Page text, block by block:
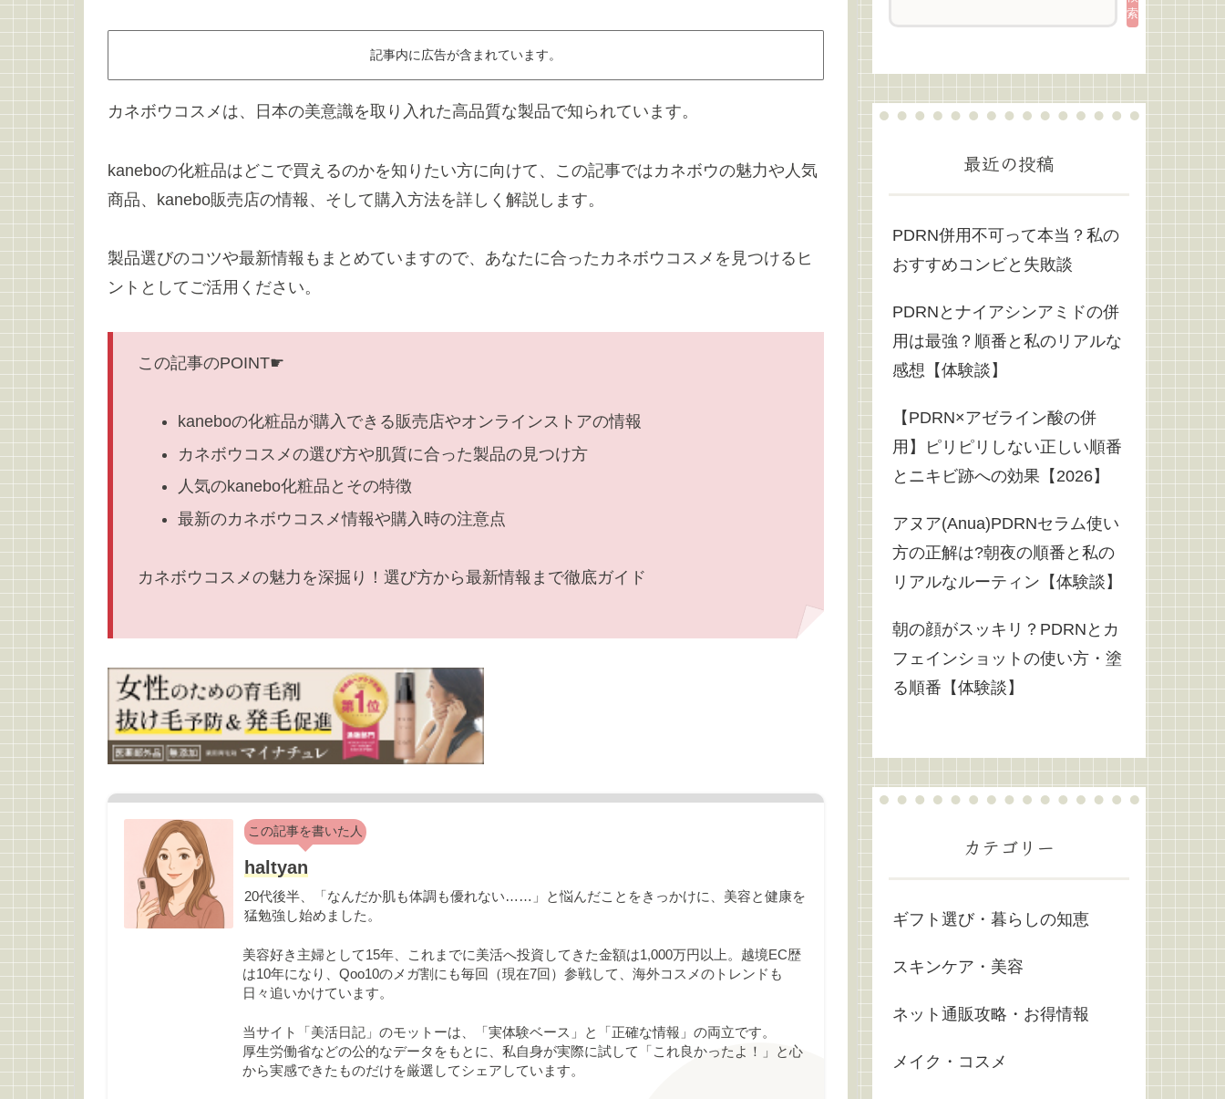
記事内に広告が含まれています。
カネボウコスメは、日本の美意識を取り入れた高品質な製品で知られています。
kaneboの化粧品はどこで買えるのかを知りたい方に向けて、この記事ではカネボウの魅力や人気
商品、kanebo販売店の情報、そして購入方法を詳しく解説します。
製品選びのコツや最新情報もまとめていますので、あなたに合ったカネボウコスメを見つけるヒ
ントとしてご活用ください。
この記事のPOINT☛
kaneboの化粧品が購入できる販売店やオンラインストアの情報
カネボウコスメの選び方や肌質に合った製品の見つけ方
人気のkanebo化粧品とその特徴
最新のカネボウコスメ情報や購入時の注意点
カネボウコスメの魅力を深掘り！選び方から最新情報まで徹底ガイド
この記事を書いた人
haltyan
20代後半、「なんだか肌も体調も優れない……」と悩んだことをきっかけに、美容と健康を
猛勉強し始めました。
美容好き主婦として15年、これまでに美活へ投資してきた金額は1,000万円以上。越境EC歴
は10年になり、Qoo10のメガ割にも毎回（現在7回）参戦して、海外コスメのトレンドも
日々追いかけています。
当サイト「美活日記」のモットーは、「実体験ベース」と「正確な情報」の両立です。
厚生労働省などの公的なデータをもとに、私自身が実際に試して「これ良かったよ！」と心
から実感できたものだけを厳選してシェアしています。
索
最近の投稿
PDRN併用不可って本当？私の
おすすめコンビと失敗談
PDRNとナイアシンアミドの併
用は最強？順番と私のリアルな
感想【体験談】
【PDRN×アゼライン酸の併
用】ピリピリしない正しい順番
とニキビ跡への効果【2026】
アヌア(Anua)PDRNセラム使い
方の正解は?朝夜の順番と私の
リアルなルーティン【体験談】
朝の顔がスッキリ？PDRNとカ
フェインショットの使い方・塗
る順番【体験談】
カテゴリー
ギフト選び・暮らしの知恵
スキンケア・美容
ネット通販攻略・お得情報
メイク・コスメ